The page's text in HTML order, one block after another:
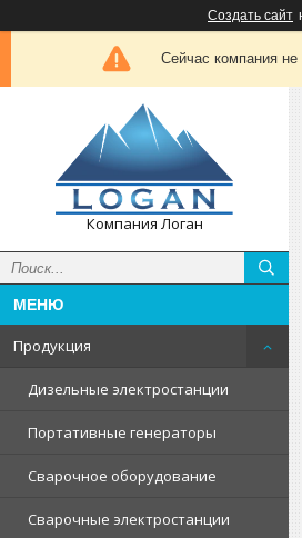
Создать сайт
Сейчас компания
Компания Логан
Продукция
Дизельные электростанции
Портативные генераторы
Сварочное оборудование
Сварочные электростанции